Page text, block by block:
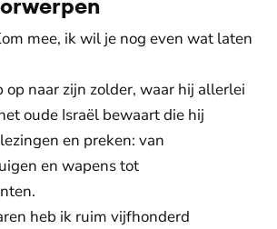
mee, ik wil je nog even wat laten
op naar zijn zolder, waar hij allerlei
oude Israël bewaart die hij
en preken: van
en wapens tot
heb ik ruim vijfhonderd